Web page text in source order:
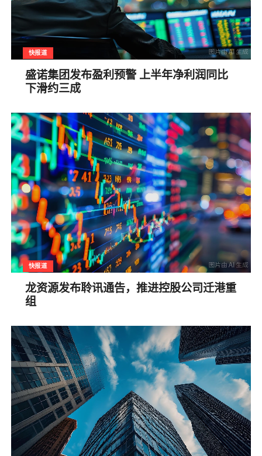
快报道
盛诺集团发布盈利预警 上半年净利润同比
下滑约三成
快报道
龙资源发布聆讯通告，推进控股公司迁港重
组